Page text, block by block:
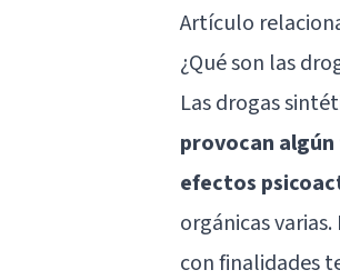
Artículo
¿Qué son las
Las drogas
provocan
efectos
orgánicas
con finalidades